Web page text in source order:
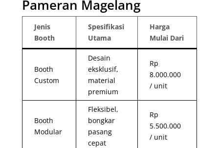
Pameran Magelang
Jenis
Booth
Spesifikasi
Utama
Harga
Mulai Dari
Booth
Custom
Desain
eksklusif,
material
premium
Rp
8.000.000
/ unit
Booth
Modular
Fleksibel,
bongkar
pasang
cepat
Rp
5.500.000
/ unit